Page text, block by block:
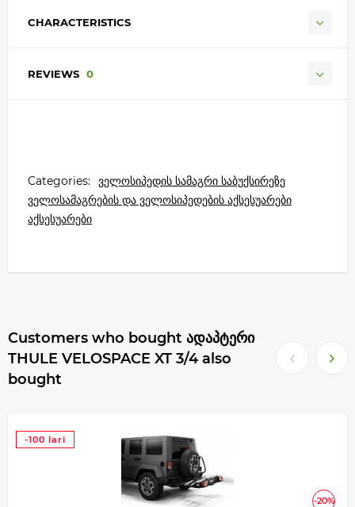
CHARACTERISTICS
REVIEWS 0
Categories: ველოსიპედის სამაგრი საბუქსირეზე
ველოსამაგრების და ველოსიპედების აქსესუარები
აქსესუარები
Customers who bought ადაპტერი
THULE VELOSPACE XT 3/4 also
bought
-20%
-100 lari